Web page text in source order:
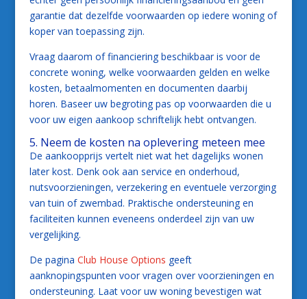
garantie dat dezelfde voorwaarden op iedere woning of
koper van toepassing zijn.
Vraag daarom of financiering beschikbaar is voor de
concrete woning, welke voorwaarden gelden en welke
kosten, betaalmomenten en documenten daarbij
horen. Baseer uw begroting pas op voorwaarden die u
voor uw eigen aankoop schriftelijk hebt ontvangen.
5. Neem de kosten na oplevering meteen mee
De aankoopprijs vertelt niet wat het dagelijks wonen
later kost. Denk ook aan service en onderhoud,
nutsvoorzieningen, verzekering en eventuele verzorging
van tuin of zwembad. Praktische ondersteuning en
faciliteiten kunnen eveneens onderdeel zijn van uw
vergelijking.
De pagina Club House Options geeft
aanknopingspunten voor vragen over voorzieningen en
ondersteuning. Laat voor uw woning bevestigen wat